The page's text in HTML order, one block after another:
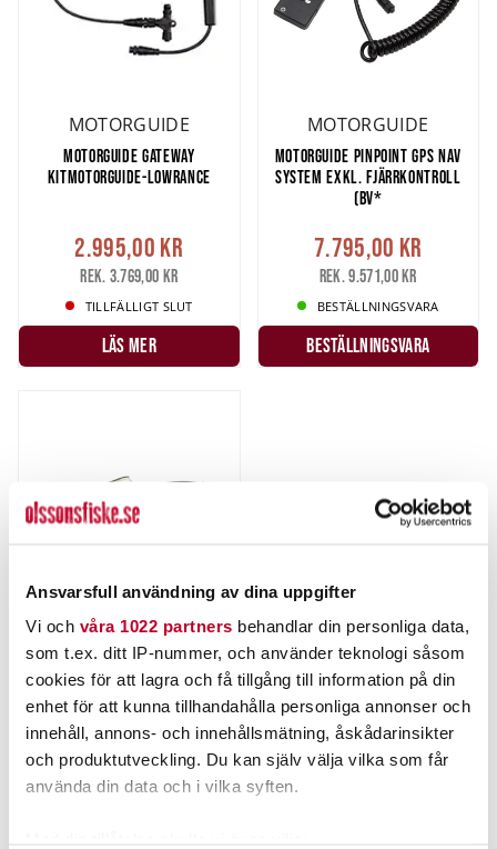
Ansvarsfull användning av dina uppgifter
Vi och våra 1022 partners behandlar din personliga data,
som t.ex. ditt IP-nummer, och använder teknologi såsom
cookies för att lagra och få tillgång till information på din
enhet för att kunna tillhandahålla personliga annonser och
innehåll, annons- och innehållsmätning, åskådarinsikter
och produktutveckling. Du kan själv välja vilka som får
använda din data och i vilka syften.
MOTORGUIDE
MOTORGUIDE GATEWAY
KITMOTORGUIDE-LOWRANCE
2.995,00 kr
Rek. 3.769,00 kr
TILLFÄLLIGT SLUT
LÄS MER
MOTORGUIDE
MOTORGUIDE PINPOINT GPS NAV
SYSTEM EXKL. FJÄRRKONTROLL
(BV*
7.795,00 kr
Rek. 9.571,00 kr
BESTÄLLNINGSVARA
Beställningsvara
MINN KOTA
ERSÄTTNINGSBATTERI FÖR I-
PILOT LINK FJÄRRKONTROLL.
(BV*).
289,00 kr